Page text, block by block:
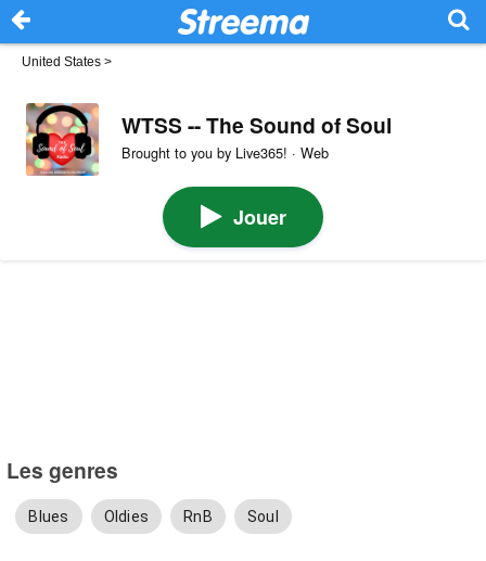
United States >
WTSS -- The Sound of Soul
Brought to you by Live365! · Web
Jouer
Les genres
Blues Oldies RnB Soul